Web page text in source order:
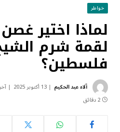
خواطر
لماذا اختير
لقمة شرم
فلسطين؟
آلاء عبد الحكيم 13 أكتوبر 2025
2 دقائق